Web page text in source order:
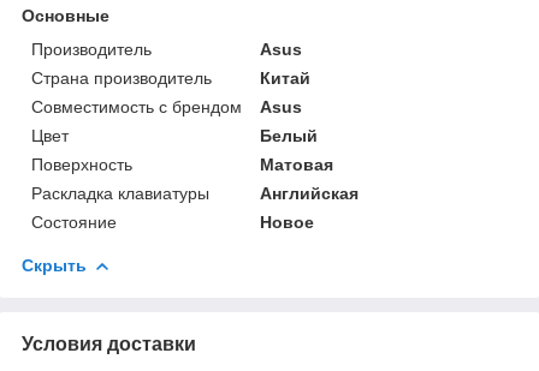
Основные
Производитель
Asus
Страна производитель
Китай
Совместимость с брендом
Asus
Цвет
Белый
Поверхность
Матовая
Раскладка клавиатуры
Английская
Состояние
Новое
Скрыть
Условия доставки